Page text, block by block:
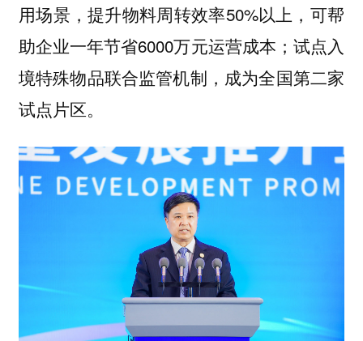
用场景，提升物料周转效率50%以上，可帮
助企业一年节省6000万元运营成本；试点入
境特殊物品联合监管机制，成为全国第二家
试点片区。